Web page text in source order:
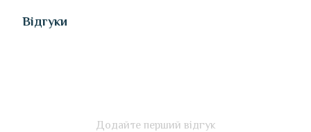
Відгуки
Додайте перший відгук